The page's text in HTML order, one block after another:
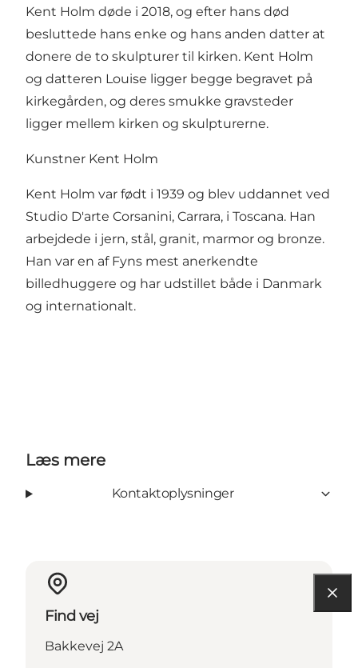
Kent Holm døde i 2018, og efter hans død
besluttede hans enke og hans anden datter at
donere de to skulpturer til kirken. Kent Holm
og datteren Louise ligger begge begravet på
kirkegården, og deres smukke gravsteder
ligger mellem kirken og skulpturerne.
Kunstner Kent Holm
Kent Holm var født i 1939 og blev uddannet ved
Studio D'arte Corsanini, Carrara, i Toscana. Han
arbejdede i jern, stål, granit, marmor og bronze.
Han var en af Fyns mest anerkendte
billedhuggere og har udstillet både i Danmark
og internationalt.
Læs mere
Kontaktoplysninger
Find vej
Bakkevej 2A